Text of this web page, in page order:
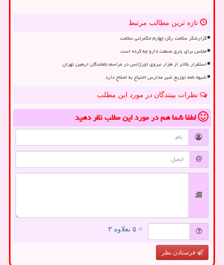
تازه ترین مطالب مرتبط
گزارشگر سلامت رکن چهارم حکمرانی سلامت
مجلس برای یاری صنعت دارو چه کرده است
استقرار بالاتر از هزار نیروی اورژانس در مراسم جاماندگان اربعین تهران
شیوه نامه توزیع شیر مدارس احتیاج به اصلاح دارد
نظرات بینندگان در مورد این مطلب
لطفا شما همدر مورد این مطلبنظر دهید
= ۵ بعلاوه ۳
فرستادن نظر